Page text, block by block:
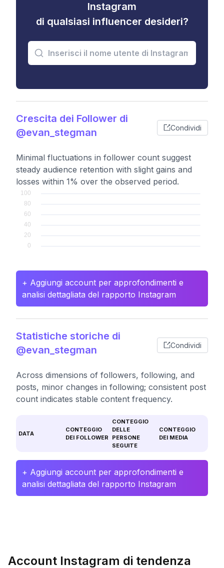
Instagram
di qualsiasi influencer desideri?
Crescita dei Follower di
@evan_stegman
Condividi
Minimal fluctuations in follower count suggest
steady audience retention with slight gains and
losses within 1% over the observed period.
+ Aggiungi account per approfondimenti e
analisi dettagliata del rapporto Instagram
Statistiche storiche di
@evan_stegman
Condividi
Across dimensions of followers, following, and
posts, minor changes in following; consistent post
count indicates stable content frequency.
DATA
CONTEGGIO
DEI FOLLOWER
CONTEGGIO
DELLE
PERSONE
SEGUITE
CONTEGGIO
DEI MEDIA
+ Aggiungi account per approfondimenti e
analisi dettagliata del rapporto Instagram
Account Instagram di tendenza